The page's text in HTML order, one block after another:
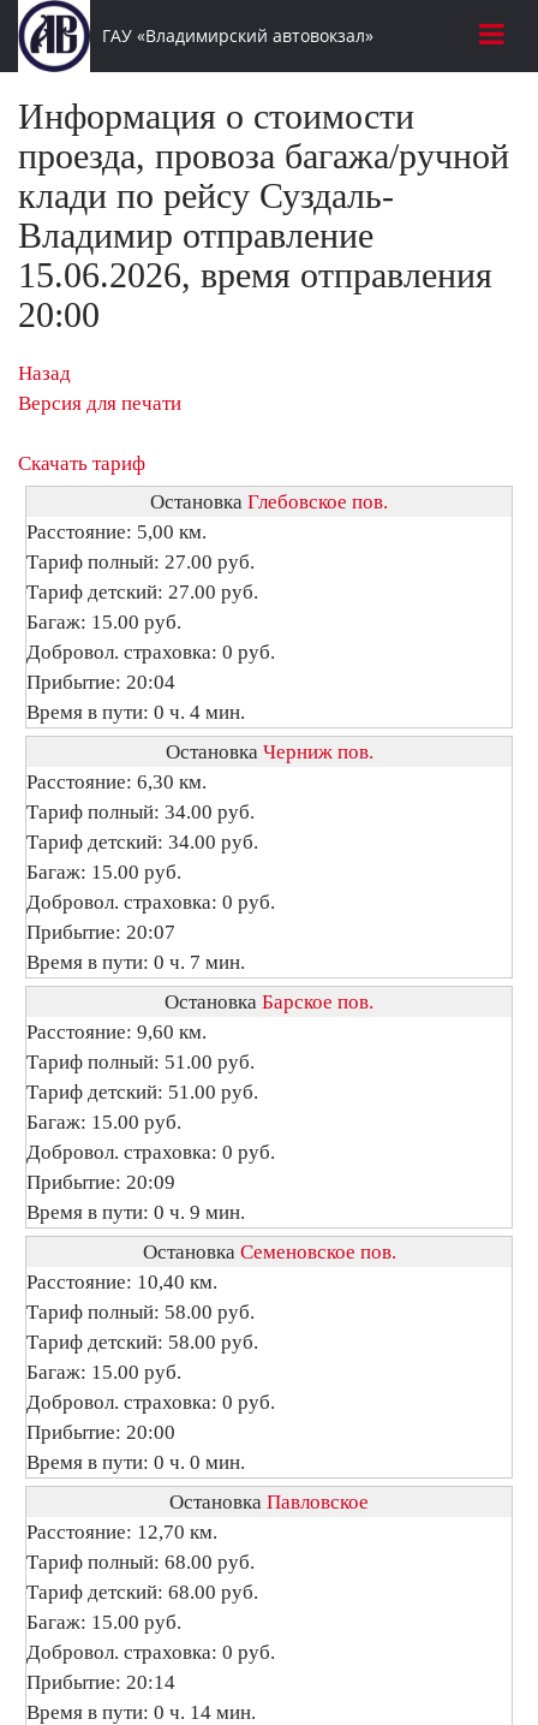
ГАУ «Владимирский автовокзал»
Информация о стоимости
проезда, провоза багажа/ручной
клади по рейсу Суздаль-
Владимир отправление
15.06.2026, время отправления
20:00
Назад
Версия для печати
Скачать тариф
Остановка Глебовское пов.
Расстояние: 5,00 км.
Тариф полный: 27.00 руб.
Тариф детский: 27.00 руб.
Багаж: 15.00 руб.
Добровол. страховка: 0 руб.
Прибытие: 20:04
Время в пути: 0 ч. 4 мин.
Остановка Черниж пов.
Расстояние: 6,30 км.
Тариф полный: 34.00 руб.
Тариф детский: 34.00 руб.
Багаж: 15.00 руб.
Добровол. страховка: 0 руб.
Прибытие: 20:07
Время в пути: 0 ч. 7 мин.
Остановка Барское пов.
Расстояние: 9,60 км.
Тариф полный: 51.00 руб.
Тариф детский: 51.00 руб.
Багаж: 15.00 руб.
Добровол. страховка: 0 руб.
Прибытие: 20:09
Время в пути: 0 ч. 9 мин.
Остановка Семеновское пов.
Расстояние: 10,40 км.
Тариф полный: 58.00 руб.
Тариф детский: 58.00 руб.
Багаж: 15.00 руб.
Добровол. страховка: 0 руб.
Прибытие: 20:00
Время в пути: 0 ч. 0 мин.
Остановка Павловское
Расстояние: 12,70 км.
Тариф полный: 68.00 руб.
Тариф детский: 68.00 руб.
Багаж: 15.00 руб.
Добровол. страховка: 0 руб.
Прибытие: 20:14
Время в пути: 0 ч. 14 мин.